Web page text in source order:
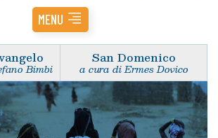
MENU
Bimbi
San Domenico
a cura di Ermes Dovico